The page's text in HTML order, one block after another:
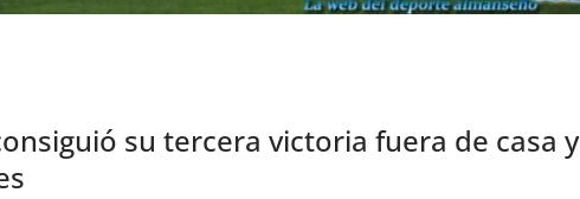
su tercera victoria fuera de casa y